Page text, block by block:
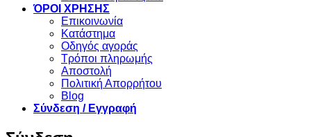
ΌΡΟΙ ΧΡΗΣΗΣ
Επικοινωνία
Κατάστημα
Οδηγός αγοράς
Τρόποι πληρωμής
Αποστολή
Πολιτική Απορρήτου
Blog
Σύνδεση / Εγγραφή